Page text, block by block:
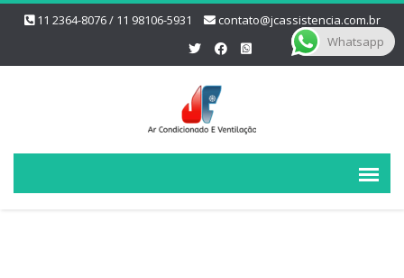
11 2364-8076 / 11 98106-5931 contato@jcassistencia.com.br
Whatsapp